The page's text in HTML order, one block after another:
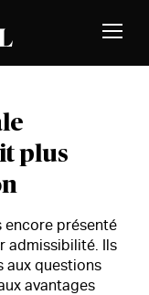
plus
encore présenté
admissibilité. Ils
aux questions
avantages